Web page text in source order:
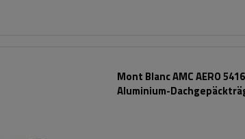
Mont Blanc AMC AERO 5416
Aluminium-